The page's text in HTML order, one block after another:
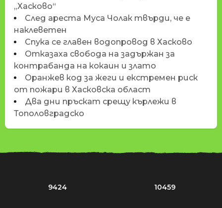
„Хасково“
След ареста Муса Чолак твърди, че е
наклеветен
Спука се главен водопровод в Хасково
Отказаха свобода на задържан за
контрабанда на кокаин и злато
Оранжев код за жеги и екстремен риск
от пожари в Хасковска област
Два дни пръскат срещу кърлежи в
Тополовградско
9424 10459